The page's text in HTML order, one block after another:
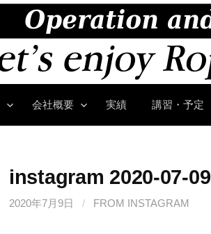
会社概要 実績 講習・予定
instagram 2020-07-09
2020年7月9日 / FROM INSTAGRAM